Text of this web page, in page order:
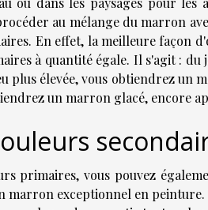
au mélange du marron
En effet, la meilleure façon
à quantité égale. Il s'agit : du
plus élevée, vous obtiendrez un
un marron glacé, encore
primaires, vous pouvez
marron exceptionnel en